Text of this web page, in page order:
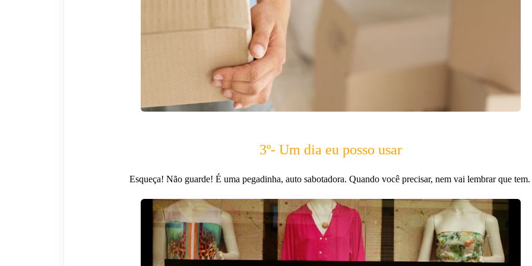
3º- Um dia eu posso usar
Esqueça! Não guarde! É uma pegadinha, auto sabotadora. Quando você precisar, nem vai lembrar que tem.